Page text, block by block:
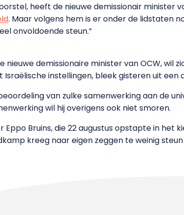
heeft de nieuwe demissionair minister
. Maar volgens hem is er onder de lidstaten
onvoldoende steun.”
nieuwe demissionaire minister van OCW, wil
instellingen, bleek gisteren uit een
van zulke samenwerking aan de
wil hij overigens ook niet smoren.
Eppo Bruins, die 22 augustus opstapte in het
kreeg naar eigen zeggen te weinig